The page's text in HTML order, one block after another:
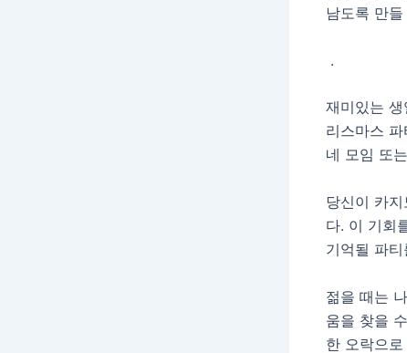
남도록 만
.
재미있는
리스마스
네 모임 또
당신이 카
다. 이 기회
기억될 파
젊을 때는
움을 찾을
한 오락으